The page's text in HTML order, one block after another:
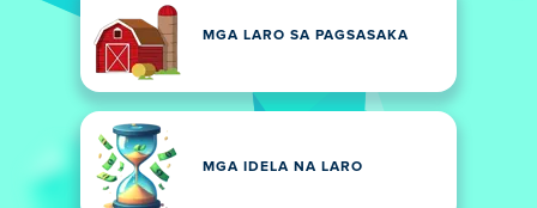
MGA LARO SA PAGSASAKA
MGA IDELA NA LARO